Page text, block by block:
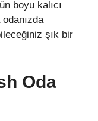
boyu kalıcı
şık bir
Oda